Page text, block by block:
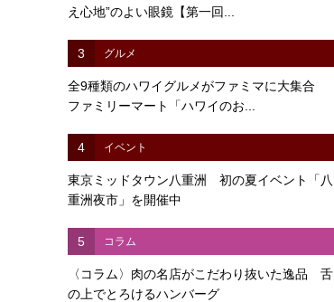
え心地”のよい眼鏡【第一回...
3 グルメ
全9種類のハワイグルメがファミマに大集合
ファミリーマート「ハワイのお...
4 イベント
東京ミッドタウン八重洲 初の夏イベント「八
重洲夜市」を開催中
5 コラム
〈コラム〉肉の名店がこだわり抜いた逸品 舌
の上でとろけるハンバーグ